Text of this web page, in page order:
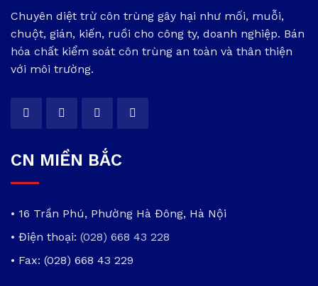
Chuyên diệt trừ côn trùng gây hại như mối, muỗi,
chuột, gián, kiến, ruồi cho công ty, doanh nghiệp. Bán
hóa chất kiểm soát côn trùng an toàn và thân thiện
với môi trường.
CN MIỀN BẮC
• 16 Trần Phú, Phường Hà Đông, Hà Nội
• Điện thoại: (028) 668 43 228
• Fax: (028) 668 43 229